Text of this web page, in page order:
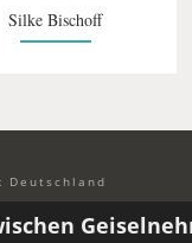
Silke Bischoff
Deutschland